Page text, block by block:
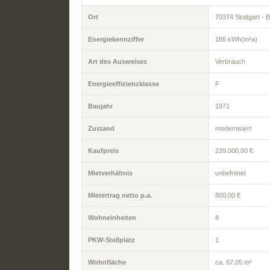
Ort 70374 Stuttgart -
Energiekennziffer 186 kWh(m²a)
Art des Ausweises Verbrauch
Energieeffizienzklasse F
Baujahr 1971
Zustand modernisiert
Kaufpreis 239.000,00 €
Mietverhältnis unbefristet
Mietertrag netto p.a. 800,00 €
Wohneinheiten 8
PKW-Stellplatz 1
Wohnfläche ca. 67,05 m²